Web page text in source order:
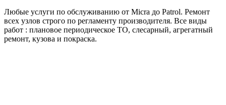
Любые услуги по обслуживанию от Micra до Patrol. Ремонт
всех узлов строго по регламенту производителя. Все виды
работ : плановое периодическое ТО, слесарный, агрегатный
ремонт, кузова и покраска.